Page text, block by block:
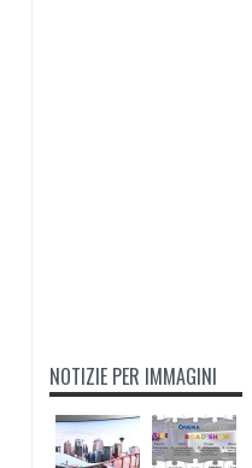
NOTIZIE PER IMMAGINI